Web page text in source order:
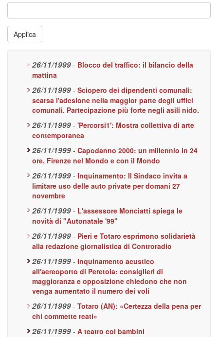
Applica
26/11/1999 - Blocco del traffico: il bilancio della
mattina
26/11/1999 - Sciopero dei dipendenti comunali:
scarsa l'adesione nella maggior parte degli uffici
comunali. Partecipazione più forte negli asili nido.
26/11/1999 - 'Percorsi1': Mostra collettiva di arte
contemporanea
26/11/1999 - Capodanno 2000: un millennio in 24
ore, Firenze nel Mondo e con il Mondo
26/11/1999 - Inquinamento: Il Sindaco invita a
limitare uso delle auto private per domani 27
novembre
26/11/1999 - L'assessore Monciatti spiega le
novità di "Autonatale '99"
26/11/1999 - Pieri e Totaro esprimono solidarietà
alla redazione giornalistica di Controradio
26/11/1999 - Inquinamento acustico
all'aereoporto di Peretola: consiglieri di
maggioranza e opposizione chiedono che non
venga aumentato il numero dei voli
26/11/1999 - Totaro (AN): «Certezza della pena per
chi commette reati»
26/11/1999 - A teatro coi bambini